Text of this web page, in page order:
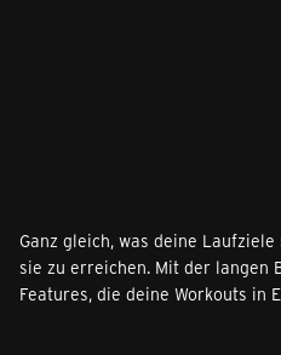
Ganz gleich, was deine
sie zu erreichen. Mit der langen
Features, die deine Workouts in